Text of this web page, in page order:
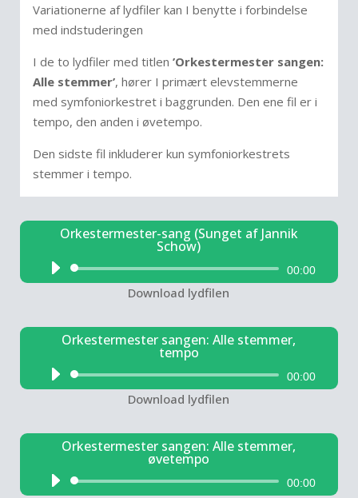
Variationerne af lydfiler kan I benytte i forbindelse
med indstuderingen
I de to lydfiler med titlen ’Orkestermester sangen:
Alle stemmer’, hører I primært elevstemmerne
med symfoniorkestret i baggrunden. Den ene fil er i
tempo, den anden i øvetempo.
Den sidste fil inkluderer kun symfoniorkestrets
stemmer i tempo.
Orkestermester-sang (Sunget af Jannik
Schow)
Lydafspiller 00:00
Download lydfilen
Orkestermester sangen: Alle stemmer,
tempo
Lydafspiller 00:00
Download lydfilen
Orkestermester sangen: Alle stemmer,
øvetempo
Lydafspiller 00:00